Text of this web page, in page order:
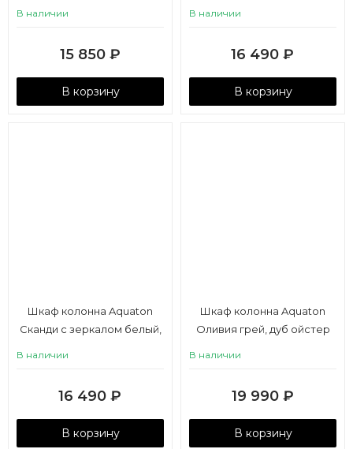
В наличии
15 850 ₽
В корзину
В наличии
16 490 ₽
В корзину
Шкаф колонна Aquaton
Сканди с зеркалом белый,
В наличии
16 490 ₽
В корзину
Шкаф колонна Aquaton
Оливия грей, дуб ойстер
В наличии
19 990 ₽
В корзину